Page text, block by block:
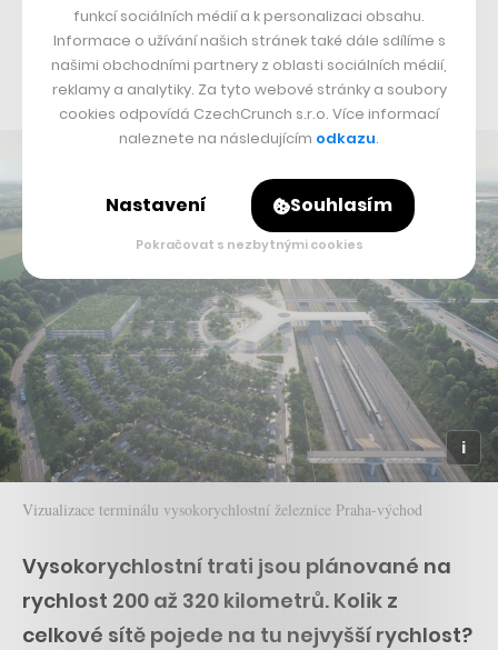
a pak dále k hranicím. Z hlavního města by trať měla
vést Berounským tunelem, kde se bude jezdit také 200
kilometrů v hodině. To je nyní ve fázi projektu.
Vizualizace terminálu vysokorychlostní železnice Praha-východ
Vysokorychlostní trati jsou plánované na
rychlost 200 až 320 kilometrů. Kolik z
celkové sítě pojede na tu nejvyšší rychlost?
funkcí sociálních médií a k personalizaci obsahu.
Informace o užívání našich stránek také dále sdílíme s
našimi obchodními partnery z oblasti sociálních médií,
reklamy a analytiky. Za tyto webové stránky a soubory
cookies odpovídá CzechCrunch s.r.o. Více informací
naleznete na následujícím odkazu.
Nastavení Souhlasím
Pokračovat s nezbytnými cookies